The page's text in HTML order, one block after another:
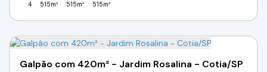
4 515m² 515m² 515m²
Galpão com 420m² - Jardim Rosalina - Cotia/SP